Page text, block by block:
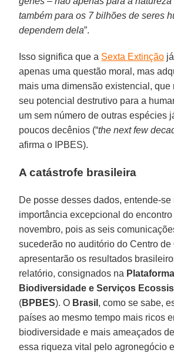
também para os 7 bilhões de seres
dependem dela”.
Isso significa que a Sexta Extinção
apenas uma questão moral, mas
mais uma dimensão existencial, que
seu potencial destrutivo para a
um sem número de outras espécies
poucos decênios (“the next few
afirma o IPBES).
A catástrofe brasileira
De posse desses dados, entende-se
importância excepcional do
novembro, pois as seis
sucederão no auditório do Centro
apresentarão os resultados
relatório, consignados na
Biodiversidade e Serviços
(BPBES). O Brasil , como se sabe,
países ao mesmo tempo mais ricos
biodiversidade e mais ameaçados
essa riqueza vital pelo agronegócio